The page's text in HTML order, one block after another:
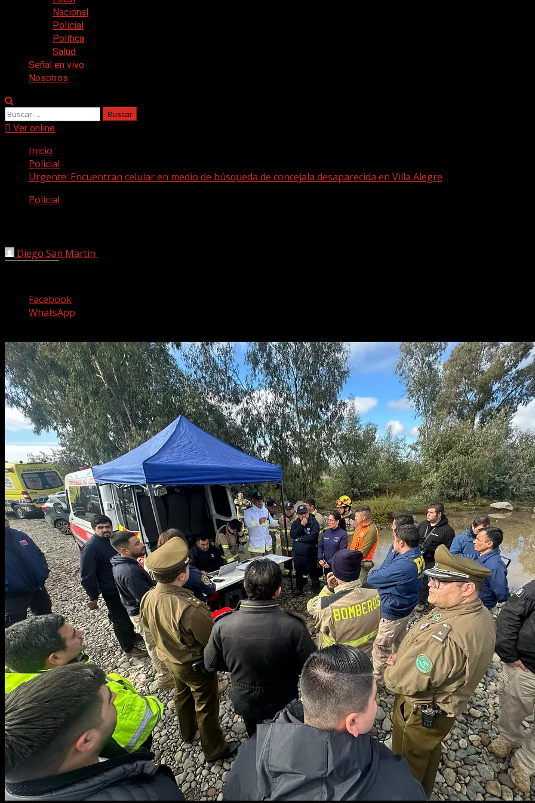
Nacional
Policial
Política
Salud
Señal en vivo
Nosotros
Buscar:
Ver online
Inicio
Policial
Urgente: Encuentran celular en medio de búsqueda de concejala desaparecida en Villa Alegre
Policial
Diego San Martin
Facebook
WhatsApp